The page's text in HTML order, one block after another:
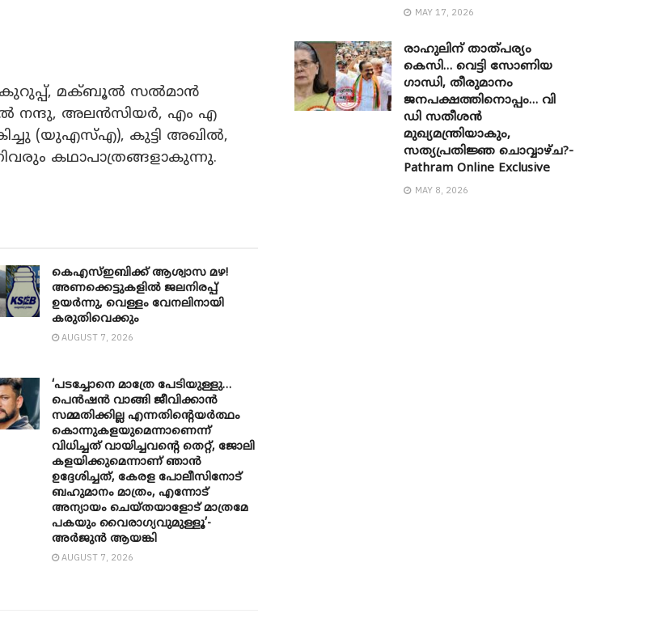
മക്ബൂൽ സൽമാൻ
നന്ദു, അലൻസിയർ, എം എ
(യുഎസ്എ), കുട്ടി അഖിൽ,
കഥാപാത്രങ്ങളാകുന്നു.
കെഎസ്ഇബിക്ക് ആശ്വാസ മഴ!
അണക്കെട്ടുകളിൽ ജലനിരപ്പ്
ഉയർന്നു, വെള്ളം വേനലിനായി
കരുതിവെക്കും
AUGUST 7, 2026
‘പടച്ചോനെ മാത്രേ പേടിയുള്ളു…
പെൻഷൻ വാങ്ങി ജീവിക്കാൻ
സമ്മതിക്കില്ല എന്നതിന്റെയർത്ഥം
കൊന്നുകളയുമെന്നാണെന്ന്
വിധിച്ചത് വായിച്ചവന്റെ തെറ്റ്, ജോലി
കളയിക്കുമെന്നാണ് ഞാൻ
ഉദ്ദേശിച്ചത്, കേരള പോലീസിനോട്
ബഹുമാനം മാത്രം, എന്നോട്
അന്യായം ചെയ്തയാളോട് മാത്രമേ
പകയും വൈരാഗ്യവുമുള്ളൂ’-
അർജുൻ ആയങ്കി
AUGUST 7, 2026
MAY 17, 2026
രാഹുലിന് താത്പര്യം
കെസി… വെട്ടി സോണിയ ​
ഗാന്ധി, തീരുമാനം
ജനപക്ഷത്തിനൊപ്പം… വി
ഡി സതീശൻ
മുഖ്യമന്ത്രിയാകും,
സത്യപ്രതിജ്ഞ ചൊവ്വാഴ്ച?-
Pathram Online Exclusive
MAY 8, 2026